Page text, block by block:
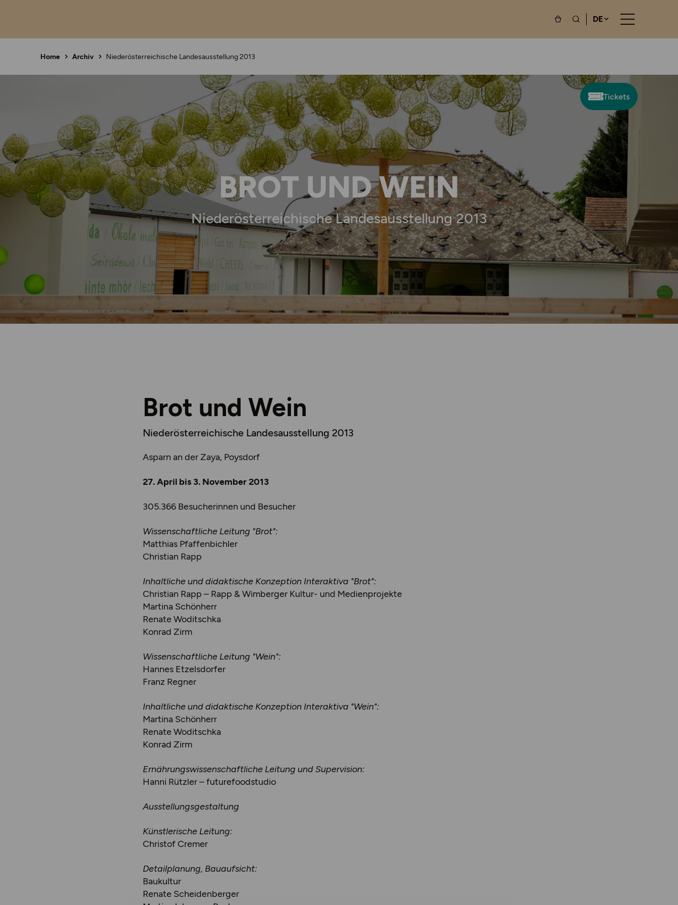
Tickets
DE
Home Archiv Niederösterreichische Landesausstellung 2013
BROT UND WEIN
Niederösterreichische Landesausstellung 2013
Brot und Wein
Niederösterreichische Landesausstellung 2013
Asparn an der Zaya, Poysdorf
27. April bis 3. November 2013
305.366 Besucherinnen und Besucher
Wissenschaftliche Leitung "Brot":
Matthias Pfaffenbichler
Christian Rapp
Inhaltliche und didaktische Konzeption Interaktiva "Brot":
Christian Rapp – Rapp & Wimberger Kultur- und Medienprojekte
Martina Schönherr
Renate Woditschka
Konrad Zirm
Wissenschaftliche Leitung "Wein":
Hannes Etzelsdorfer
Franz Regner
Inhaltliche und didaktische Konzeption Interaktiva "Wein":
Martina Schönherr
Renate Woditschka
Konrad Zirm
Ernährungswissenschaftliche Leitung und Supervision:
Hanni Rützler – futurefoodstudio
Ausstellungsgestaltung
Künstlerische Leitung:
Christof Cremer
Detailplanung, Bauaufsicht:
Baukultur
Renate Scheidenberger